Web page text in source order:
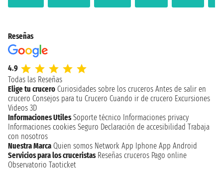
Reseñas
4.9
Todas las Reseñas
Elige tu crucero Curiosidades sobre los cruceros Antes de salir en
crucero Consejos para tu Crucero Cuando ir de crucero Excursiones
Videos 3D
Informaciones Utiles Soporte técnico Informaciones privacy
Informaciones cookies Seguro Declaración de accesibilidad Trabaja
con nosotros
Nuestra Marca Quien somos Network App Iphone App Android
Servicios para los cruceristas Reseñas cruceros Pago online
Observatorio Taoticket